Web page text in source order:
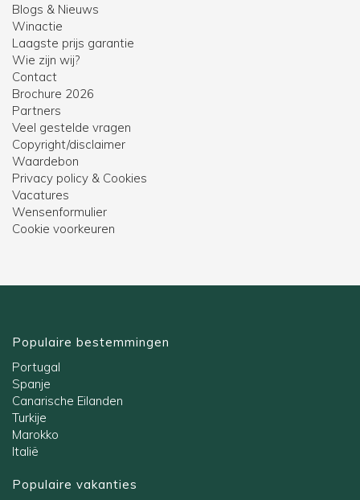
Blogs & Nieuws
Winactie
Laagste prijs garantie
Wie zijn wij?
Contact
Brochure 2026
Partners
Veel gestelde vragen
Copyright/disclaimer
Waardebon
Privacy policy & Cookies
Vacatures
Wensenformulier
Cookie voorkeuren
Populaire bestemmingen
Portugal
Spanje
Canarische Eilanden
Turkije
Marokko
Italië
Populaire vakanties